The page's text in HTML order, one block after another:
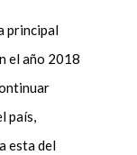
principal
el año 2018
país,
esta del